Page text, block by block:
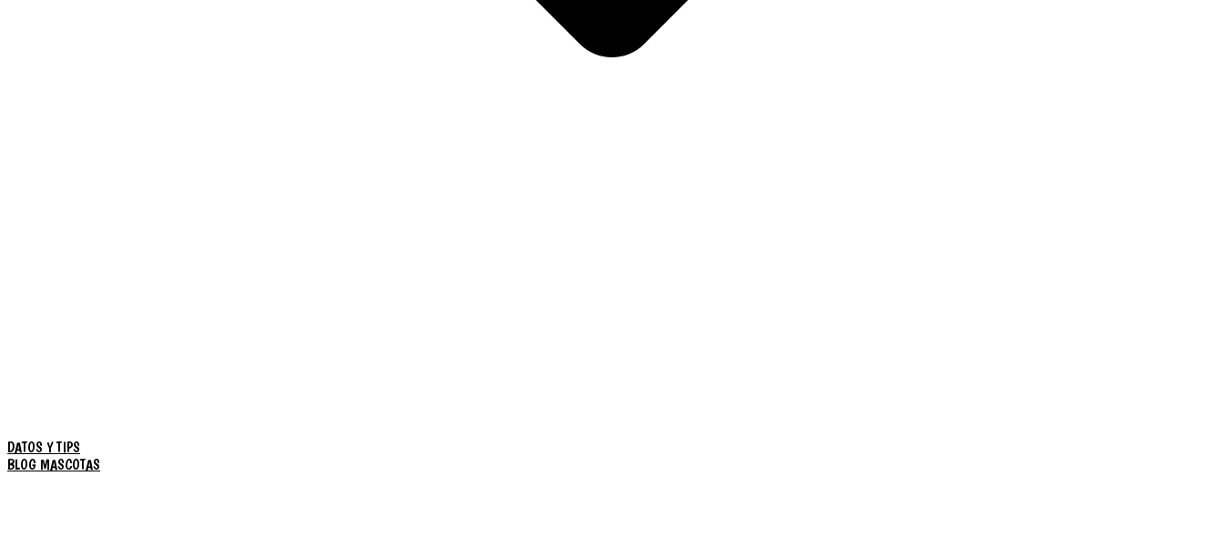
DATOS Y TIPS
BLOG MASCOTAS